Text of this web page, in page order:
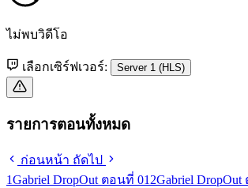
ไม่พบวิดีโอ
เลือกเซิร์ฟเวอร์: Server 1 (HLS)
รายการตอนทั้งหมด
ก่อนหน้า ถัดไป
1Gabriel DropOut ตอนที่ 01 2Gabriel